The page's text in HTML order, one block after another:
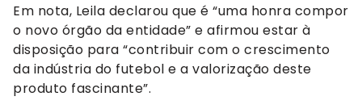
Em nota, Leila declarou que é “uma honra compor
o novo órgão da entidade” e afirmou estar à
disposição para “contribuir com o crescimento
da indústria do futebol e a valorização deste
produto fascinante”.